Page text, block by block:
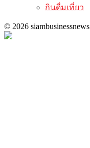
กินดื่มเที่ยว
© 2026 siambusinessnews